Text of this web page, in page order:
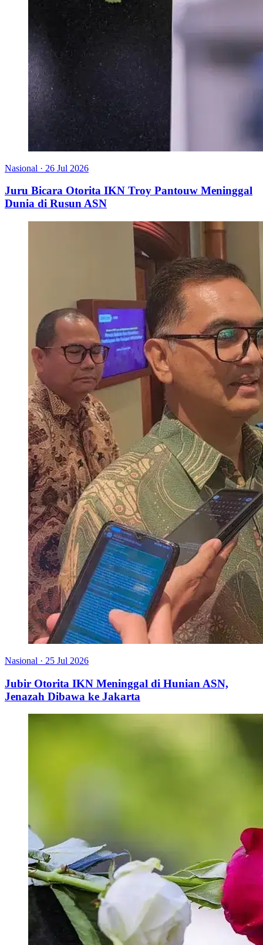
Nasional · 26 Jul 2026
Juru Bicara Otorita IKN Troy Pantouw Meninggal
Dunia di Rusun ASN
Nasional · 25 Jul 2026
Jubir Otorita IKN Meninggal di Hunian ASN,
Jenazah Dibawa ke Jakarta